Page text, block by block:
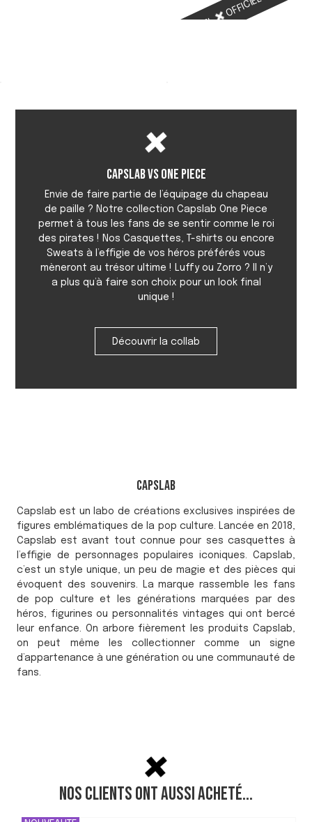
OFFICIEL
OFFICIEL
Capslab vs One Piece
Envie de faire partie de l’équipage du chapeau
de paille ? Notre collection Capslab One Piece
permet à tous les fans de se sentir comme le roi
des pirates ! Nos Casquettes, T-shirts ou encore
Sweats à l’effigie de vos héros préférés vous
mèneront au trésor ultime ! Luffy ou Zorro ? Il n’y
a plus qu’à faire son choix pour un look final
unique !
Découvrir la collab
Capslab
Capslab est un labo de créations exclusives inspirées de
figures emblématiques de la pop culture. Lancée en 2018,
Capslab est avant tout connue pour ses casquettes à
l’effigie de personnages populaires iconiques. Capslab,
c’est un style unique, un peu de magie et des pièces qui
évoquent des souvenirs. La marque rassemble les fans
de pop culture et les générations marquées par des
héros, figurines ou personnalités vintages qui ont bercé
leur enfance. On arbore fièrement les produits Capslab,
on peut même les collectionner comme un signe
d’appartenance à une génération ou une communauté de
fans.
Nos clients ont aussi acheté...